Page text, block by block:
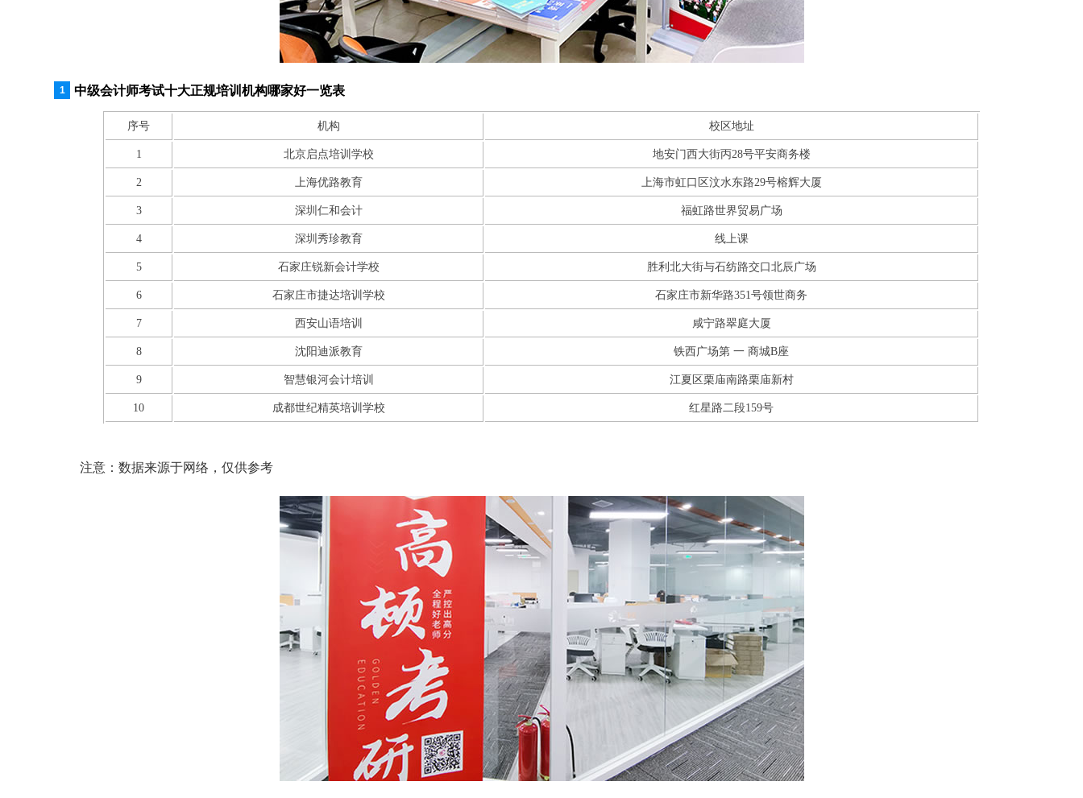
中级会计师考试十大正规培训机构哪家好一览表
序号 机构 校区地址
1 北京启点培训学校 地安门西大街丙28号平安商务楼
2 上海优路教育 上海市虹口区汶水东路29号榕辉大厦
3 深圳仁和会计 福虹路世界贸易广场
4 深圳秀珍教育 线上课
5 石家庄锐新会计学校 胜利北大街与石纺路交口北辰广场
6 石家庄市捷达培训学校 石家庄市新华路351号领世商务
7 西安山语培训 咸宁路翠庭大厦
8 沈阳迪派教育 铁西广场第 一 商城B座
9 智慧银河会计培训 江夏区栗庙南路栗庙新村
10 成都世纪精英培训学校 红星路二段159号
注意：数据来源于网络，仅供参考